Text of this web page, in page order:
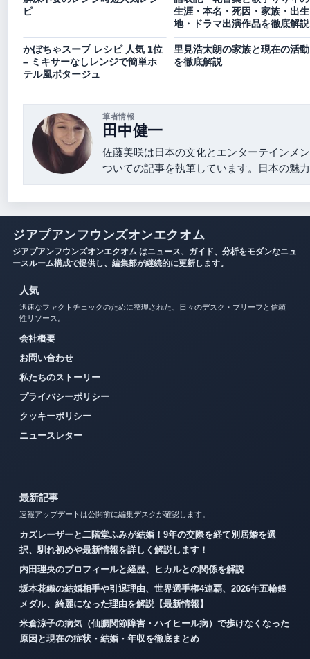
ピ
生涯・本名・死因・家族・出生
地・ドラマ出演作品を徹底解説
かぼちゃスープ レシピ 人気 1位
– ミキサーなしレンジで簡単ホ
テル風ポタージュ
里見浩太朗の家族と現在の活動
を徹底解説
筆者情報
田中健一
佐藤美咲は日本の文化とエンターテインメ
ついての記事を執筆しています。日本の魅
ジアプアンフウンズオンエクオム
ジアプアンフウンズオンエクオム はニュース、ガイド、分析をモダンなニュ
ースルーム構成で提供し、編集部が継続的に更新します。
人気
迅速なファクトチェックのために整理された、日々のデスク・ブリーフと信頼
性リソース。
会社概要
お問い合わせ
私たちのストーリー
プライバシーポリシー
クッキーポリシー
ニュースレター
最新記事
速報アップデートは公開前に編集デスクが確認します。
カズレーザーと二階堂ふみが結婚！9年の交際を経て別居婚を選
択、馴れ初めや最新情報を詳しく解説します！
内田理央のプロフィールと経歴、ヒカルとの関係を解説
坂本花織の結婚相手や引退理由、世界選手権4連覇、2026年五輪銀
メダル、綺麗になった理由を解説【最新情報】
米倉涼子の病気（仙腸関節障害・ハイヒール病）で歩けなくなった
原因と現在の症状・結婚・年収を徹底まとめ